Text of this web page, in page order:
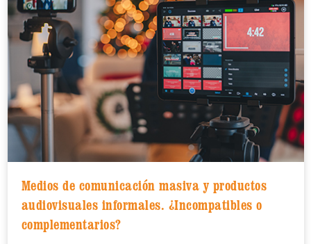
Medios de comunicación masiva y productos
audiovisuales informales. ¿Incompatibles o
complementarios?